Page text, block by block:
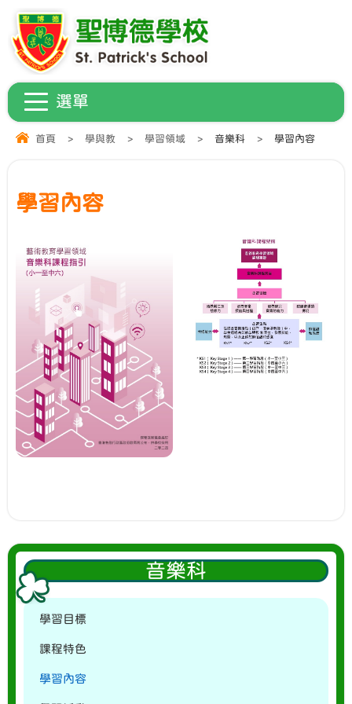
首頁 > 學與教 > 學習領域 > 音樂科 > 學習內容
學習內容
音樂科
學習目標
課程特色
學習內容